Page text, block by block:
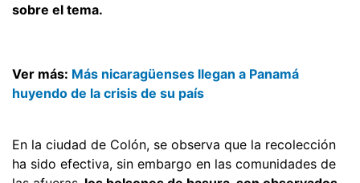
sobre el tema.
Ver más: Más nicaragüenses llegan a Panamá
huyendo de la crisis de su país
En la ciudad de Colón, se observa que la recolección
ha sido efectiva, sin embargo en las comunidades de